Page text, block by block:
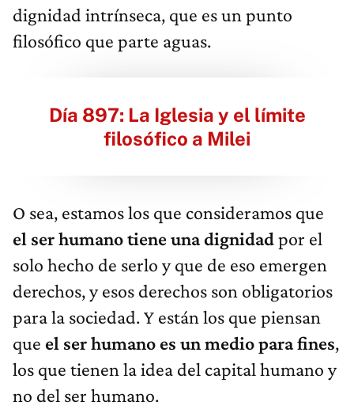
dignidad intrínseca, que es un punto
filosófico que parte aguas.
Día 897: La Iglesia y el límite
filosófico a Milei
O sea, estamos los que consideramos que
el ser humano tiene una dignidadpor el
solo hecho de serlo y que de eso emergen
derechos, y esos derechos son obligatorios
para la sociedad. Y están los que piensan
que el ser humano es un medio para fines,
los que tienen la idea del capital humano y
no del ser humano.